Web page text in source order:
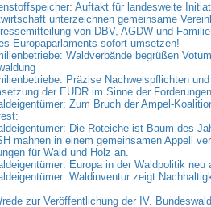
Auftakt für landesweite
unterzeichnen gemeinsame
von DBV, AGDW und
Europaparlaments sofort umsetzen!
Waldverbände begrüßen
Präzise Nachweispflichten
der EUDR im Sinne der
Zum Bruch der Ampel-
Die Roteiche ist Baum des
mahnen in einem gemeinsamen Appell
für Wald und Holz an.
Europa in der Waldpolitik neu
Waldinventur zeigt
zur Veröffentlichung der IV.